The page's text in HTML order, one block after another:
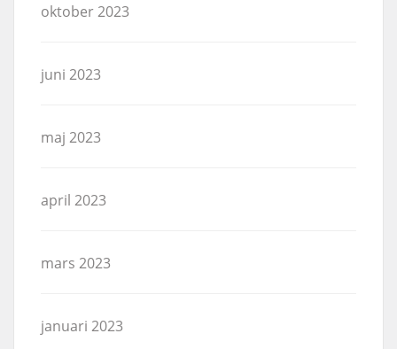
oktober 2023
juni 2023
maj 2023
april 2023
mars 2023
januari 2023